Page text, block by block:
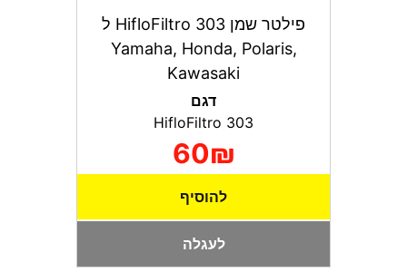
פילטר שמן HifloFiltro 303 ל
Yamaha, Honda, Polaris,
Kawasaki
דגם
60₪
להוסיף
לעגלה